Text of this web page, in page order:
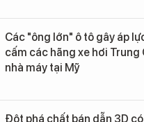
Các "ông lớn" ô tô gây áp
cấm các hãng xe hơi Trung
nhà máy tại Mỹ
Đột phá chất bán dẫn 3D